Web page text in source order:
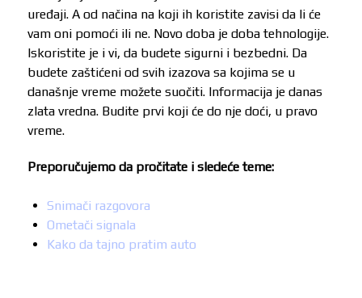
uređaji. A od načina na koji ih koristite zavisi da li će
vam oni pomoći ili ne. Novo doba je doba tehnologije.
Iskoristite je i vi, da budete sigurni i bezbedni. Da
budete zaštićeni od svih izazova sa kojima se u
današnje vreme možete suočiti. Informacija je danas
zlata vredna. Budite prvi koji će do nje doći, u pravo
vreme.
Preporučujemo da pročitate i sledeće teme:
Snimači razgovora
Ometači signala
Kako da tajno pratim auto